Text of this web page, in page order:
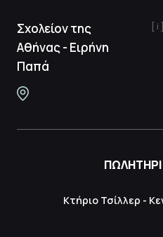
Σχολείον της
Αθήνας - Ειρήνη
Παπά
Κτήριο Τσίλλερ -